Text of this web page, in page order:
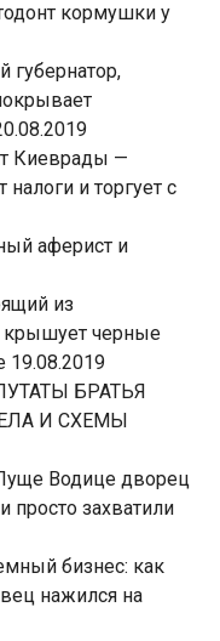
кормушки у
губернатор,
Киеврады —
налоги и торгует с
аферист и
из
крышует черные
19.08.2019
БРАТЬЯ
И СХЕМЫ
Водице дворец
просто захватили
бизнес: как
нажился на